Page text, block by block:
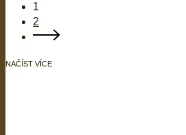
1
2
NAČÍST VÍCE